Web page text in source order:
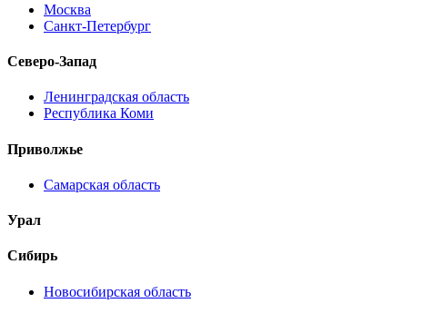
Москва
Санкт-Петербург
Северо-Запад
Ленинградская область
Республика Коми
Приволжье
Самарская область
Урал
Сибирь
Новосибирская область